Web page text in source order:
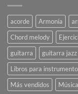
acorde Armonía
Chord melody
guitarra
guitarra jazz
Libros para
Más vendidos